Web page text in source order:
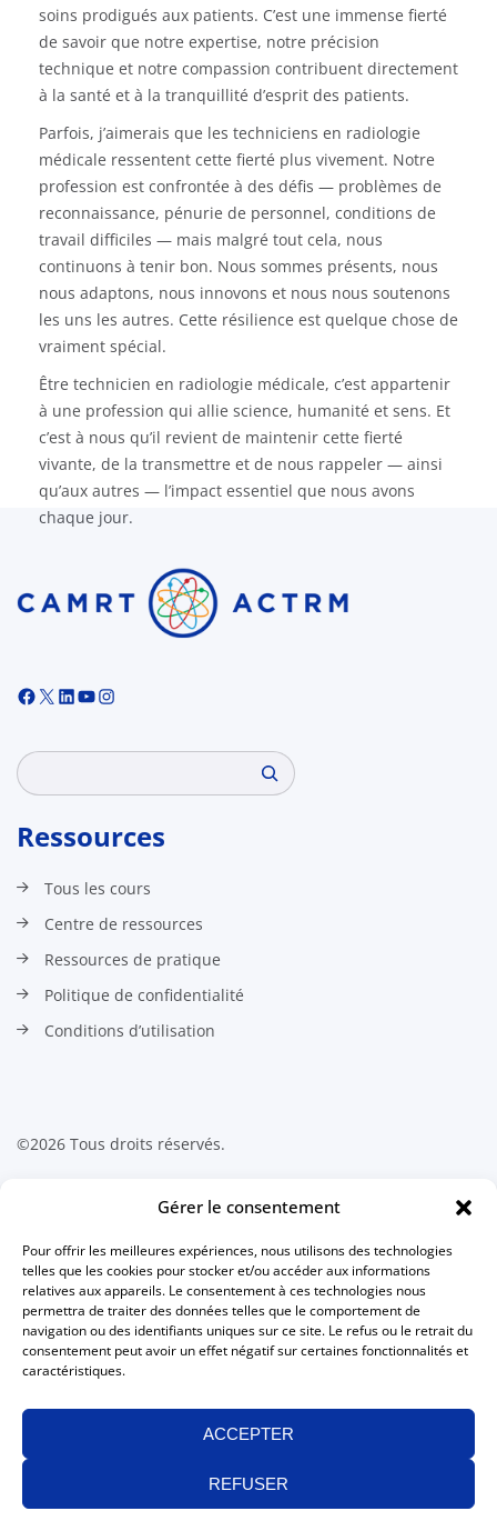
Gérer le consentement
Pour offrir les meilleures expériences, nous utilisons des technologies
telles que les cookies pour stocker et/ou accéder aux informations
relatives aux appareils. Le consentement à ces technologies nous
permettra de traiter des données telles que le comportement de
navigation ou des identifiants uniques sur ce site. Le refus ou le retrait du
consentement peut avoir un effet négatif sur certaines fonctionnalités et
caractéristiques.
ACCEPTER
REFUSER
soins prodigués aux patients. C’est une immense fierté
de savoir que notre expertise, notre précision
technique et notre compassion contribuent directement
à la santé et à la tranquillité d’esprit des patients.
Parfois, j’aimerais que les techniciens en radiologie
médicale ressentent cette fierté plus vivement. Notre
profession est confrontée à des défis — problèmes de
reconnaissance, pénurie de personnel, conditions de
travail difficiles — mais malgré tout cela, nous
continuons à tenir bon. Nous sommes présents, nous
nous adaptons, nous innovons et nous nous soutenons
les uns les autres. Cette résilience est quelque chose de
vraiment spécial.
Être technicien en radiologie médicale, c’est appartenir
à une profession qui allie science, humanité et sens. Et
c’est à nous qu’il revient de maintenir cette fierté
vivante, de la transmettre et de nous rappeler — ainsi
qu’aux autres — l’impact essentiel que nous avons
chaque jour.
Search
Ressources
Tous les cours
Centre de ressources
Ressources de pratique
Politique de confidentialité
Conditions d’utilisation
©2026 Tous droits réservés.
Contactez-nous
Association canadienne des
technologues en radiation médicale
511 Lacolle Way, Suite 8317
Ottawa, Ontario K4A 5B6
Canada
613 234-0012
1 800 463-9729(sans frais au Canada)